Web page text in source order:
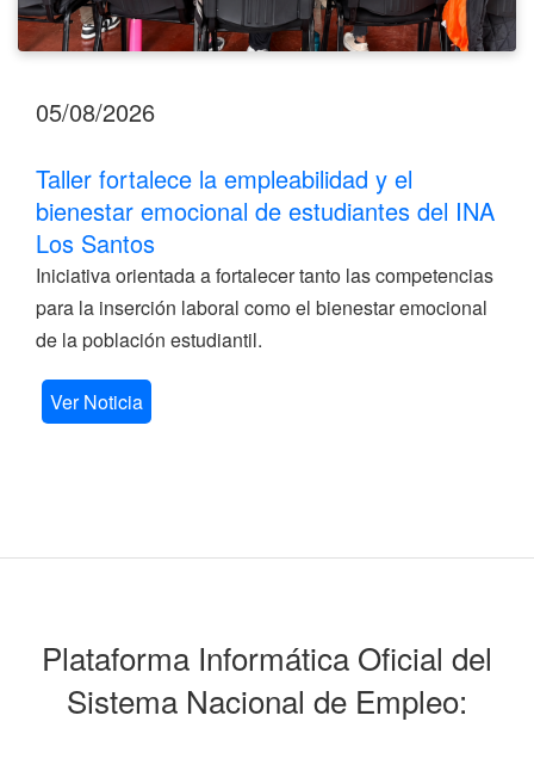
05/08/2026
Taller fortalece la empleabilidad y el
bienestar emocional de estudiantes del INA
Los Santos
Iniciativa orientada a fortalecer tanto las competencias
para la inserción laboral como el bienestar emocional
de la población estudiantil.
Ver Noticia
Plataforma Informática Oficial del
Sistema Nacional de Empleo: